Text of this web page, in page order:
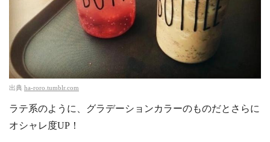
出典 ha-roro.tumblr.com
ラテ系のように、グラデーションカラーのものだとさらに
オシャレ度UP！